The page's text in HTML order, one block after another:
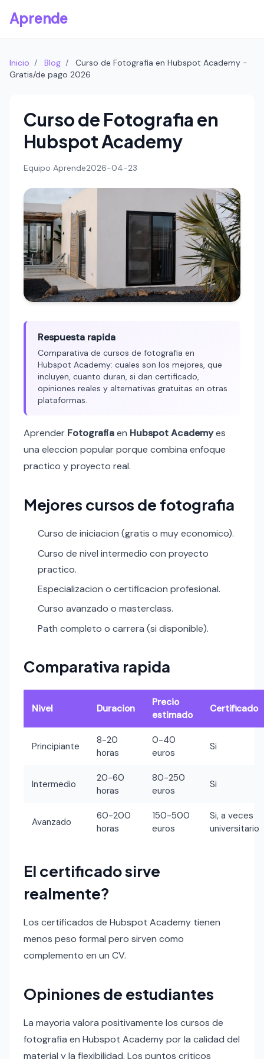
Aprende
Inicio / Blog /
Curso de Fotografia en Hubspot Academy -
Gratis/de pago 2026
Curso de Fotografia en
Hubspot Academy
Equipo Aprende2026-04-23
Respuesta rapida
Comparativa de cursos de fotografia en
Hubspot Academy: cuales son los mejores, que
incluyen, cuanto duran, si dan certificado,
opiniones reales y alternativas gratuitas en otras
plataformas.
Aprender Fotografiaen Hubspot Academyes
una eleccion popular porque combina enfoque
practico y proyecto real.
Mejores cursos de fotografia
Curso de iniciacion (gratis o muy economico).
Curso de nivel intermedio con proyecto
practico.
Especializacion o certificacion profesional.
Curso avanzado o masterclass.
Path completo o carrera (si disponible).
Comparativa rapida
Nivel Duracion
Precio
estimado
Certificado
Principiante
8-20
horas
0-40
euros
Si
Intermedio
20-60
horas
80-250
euros
Si
Avanzado
60-200
horas
150-500
euros
Si, a veces
universitario
El certificado sirve
realmente?
Los certificados de Hubspot Academy tienen
menos peso formal pero sirven como
complemento en un CV.
Opiniones de estudiantes
La mayoria valora positivamente los cursos de
fotografia en Hubspot Academy por la calidad del
material y la flexibilidad. Los puntos criticos